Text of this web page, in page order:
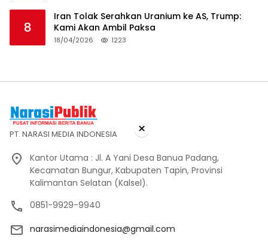
8
Iran Tolak Serahkan Uranium ke AS, Trump:
Kami Akan Ambil Paksa
18/04/2026 1223
PT. NARASI MEDIA INDONESIA
Kantor Utama : Jl. A Yani Desa Banua Padang,
Kecamatan Bungur, Kabupaten Tapin, Provinsi
Kalimantan Selatan (Kalsel).
0851-9929-9940
narasimediaindonesia@gmail.com
×